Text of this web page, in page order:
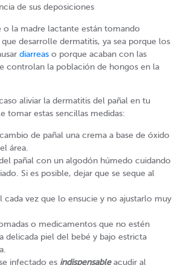
de sus deposiciones
o la madre lactante están tomando
desarrolle dermatitis, ya sea porque los
diarreas o porque acaban con las
controlan la población de hongos en la
aliviar la dermatitis del pañal en tu
tomar estas sencillas medidas:
de pañal una crema a base de óxido
área.
pañal con un algodón húmedo cuidando
Si es posible, dejar que se seque al
cada vez que lo ensucie y no ajustarlo muy
o medicamentos que no estén
delicada piel del bebé y bajo estricta
infectado es indispensableacudir al